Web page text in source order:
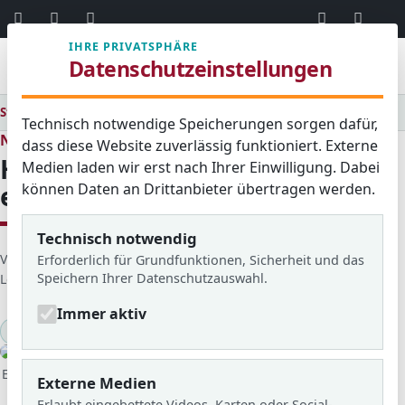
06103 / 30
Startseite
Neues aus dem Schulleben
Historischer Sieg für
ehemalige ARS-Schüler
D
e
a
i
l
s
Veröffentlicht von: Ayoub AhannayErstellt am: 19. Mai 2026
Letzte Aktualisierung: 20. Mai 2026Zugriffe: 482
© ARS
Erfolgreiche Teilnehmer bei der Siegerehrung des „Planspiel
IHRE PRIVATSPHÄRE
Datenschutzeinstellungen
Technisch notwendige Speicherungen sorgen dafür,
dass diese Website zuverlässig funktioniert. Externe
Medien laden wir erst nach Ihrer Einwilligung. Dabei
können Daten an Drittanbieter übertragen werden.
Technisch notwendig
Erforderlich für Grundfunktionen, Sicherheit und das
Speichern Ihrer Datenschutzauswahl.
Immer aktiv
Externe Medien